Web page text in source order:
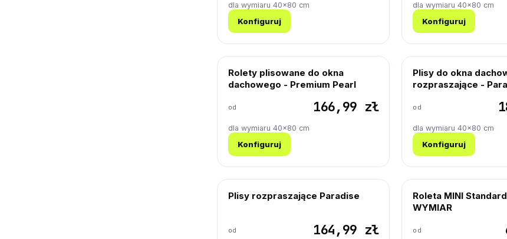
dla wymiaru 40×80 cm
Konfiguruj
dla wymiaru 40×80 cm
Konfiguruj
Rolety plisowane do okna
dachowego - Premium Pearl
od 166,99 zł
dla wymiaru 40×80 cm
Konfiguruj
Plisy do okna
rozpraszające -
od
dla wymiaru 40×80 cm
Konfiguruj
Plisy rozpraszające Paradise
od 164,99 zł
Roleta MINI
WYMIAR
od